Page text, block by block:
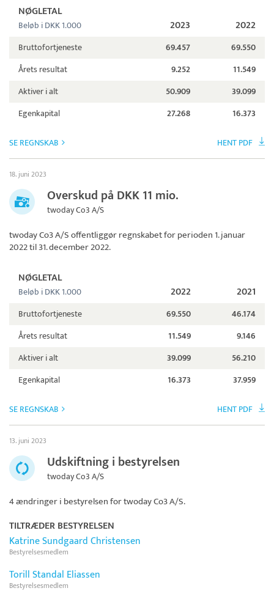
NØGLETAL
Beløb i DKK 1.000 2023 2022
Bruttofortjeneste 69.457
69.550
Årets resultat
9.252
11.549
Aktiver i alt
50.909
39.099
Egenkapital
27.268 16.373
SE REGNSKAB HENT PDF
18. juni 2023
Overskud på DKK 11 mio.
twoday Co3 A/S
twoday Co3 A/Soffentliggør regnskabet for perioden 1. januar
2022 til 31. december 2022.
NØGLETAL
Beløb i DKK 1.000 2022 2021
Bruttofortjeneste 69.550
46.174
Årets resultat
11.549
9.146
Aktiver i alt
39.099
56.210
Egenkapital
16.373 37.959
SE REGNSKAB HENT PDF
13. juni 2023
Udskiftning i bestyrelsen
twoday Co3 A/S
4 ændringer i bestyrelsen fortwoday Co3 A/S.
TILTRÆDER BESTYRELSEN
Katrine Sundgaard Christensen
Bestyrelsesmedlem
Torill Standal Eliassen
Bestyrelsesmedlem